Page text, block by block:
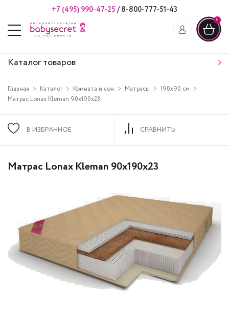
+7 (495) 990-47-25 /8-800-777-51-43
0
Каталог товаров
Главная Каталог Комната и сон Матрасы
190х90 см
Матрас Lonax Kleman 90х190х23
В ИЗБРАННОЕ СРАВНИТЬ
Матрас Lonax Kleman 90х190х23